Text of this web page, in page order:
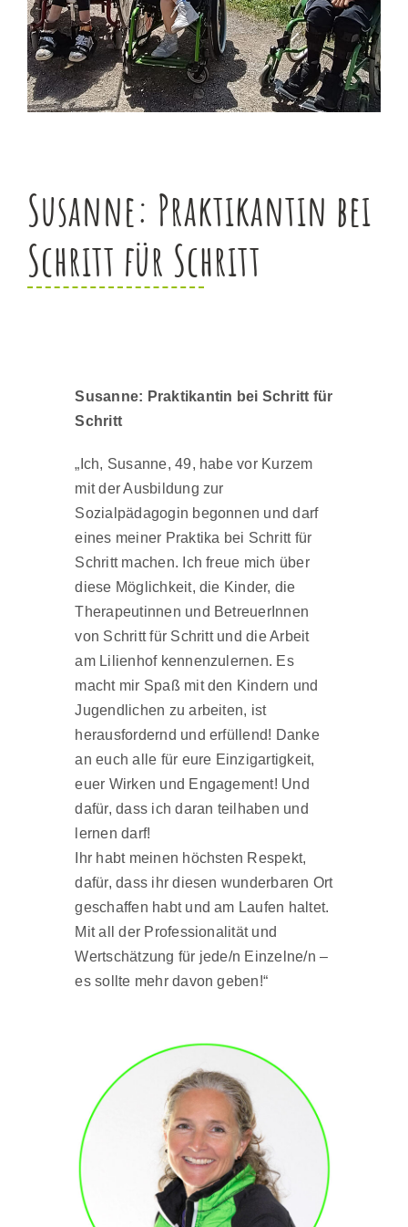
Susanne: Praktikantin bei
Schritt für Schritt
Susanne: Praktikantin bei Schritt für
Schritt
„Ich, Susanne, 49, habe vor Kurzem
mit der Ausbildung zur
Sozialpädagogin begonnen und darf
eines meiner Praktika bei Schritt für
Schritt machen. Ich freue mich über
diese Möglichkeit, die Kinder, die
Therapeutinnen und BetreuerInnen
von Schritt für Schritt und die Arbeit
am Lilienhof kennenzulernen. Es
macht mir Spaß mit den Kindern und
Jugendlichen zu arbeiten, ist
herausfordernd und erfüllend! Danke
an euch alle für eure Einzigartigkeit,
euer Wirken und Engagement! Und
dafür, dass ich daran teilhaben und
lernen darf!
Ihr habt meinen höchsten Respekt,
dafür, dass ihr diesen wunderbaren Ort
geschaffen habt und am Laufen haltet.
Mit all der Professionalität und
Wertschätzung für jede/n Einzelne/n –
es sollte mehr davon geben!“